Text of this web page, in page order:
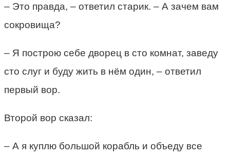
– Это правда, – ответил старик. – А зачем вам
сокровища?
– Я построю себе дворец в сто комнат, заведу
сто слуг и буду жить в нём один, – ответил
первый вор.
Второй вор сказал:
– А я куплю большой корабль и объеду все